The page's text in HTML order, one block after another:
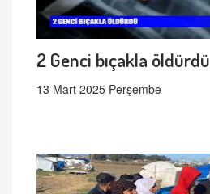
2 Genci bıçakla öldürdü
13 Mart 2025 Perşembe